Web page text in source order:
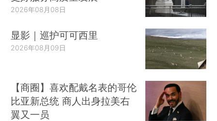
2026年08月08日
显影｜巡护可可西里
2026年08月09日
【商圈】喜欢配戴名表的哥伦
比亚新总统 商人出身拉美右
翼又一员